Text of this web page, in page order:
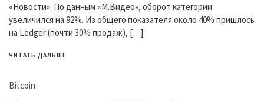
«Новости». По данным «М.Видео», оборот категории
увеличился на 92%. Из общего показателя около 40% пришлось
на Ledger (почти 30% продаж), […]
ЧИТАТЬ ДАЛЬШЕ
Bitcoin